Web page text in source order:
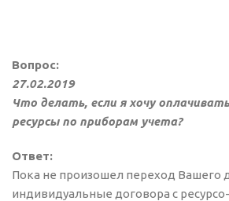
Вопрос:
27.02.2019
Что делать, если я хочу
ресурсы по приборам учета?
Ответ:
Пока не произошел переход Вашего
индивидуальные договора с